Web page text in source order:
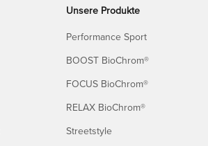
Unsere Produkte
Performance Sport
BOOST BioChrom®
FOCUS BioChrom®
RELAX BioChrom®
Streetstyle